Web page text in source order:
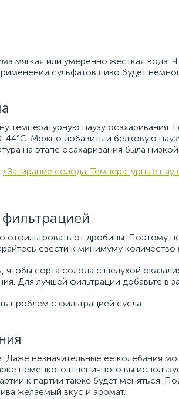
мягкая или умеренно жёсткая вода.
сульфатов пиво будет
паузу осахаривания.
Можно добавить и белковую
на этапе осахаривания была
«Затирание солода. Температурные
от дробины. Поэтому
свести к минимуму
сорта солода с шелухой
Для лучшей фильтрации добавьте в
проблем с фильтрацией сусла.
незначительные её колебания
немецкого пшеничного вы
к партии также будет меняться.
желаемый вкус и аромат.